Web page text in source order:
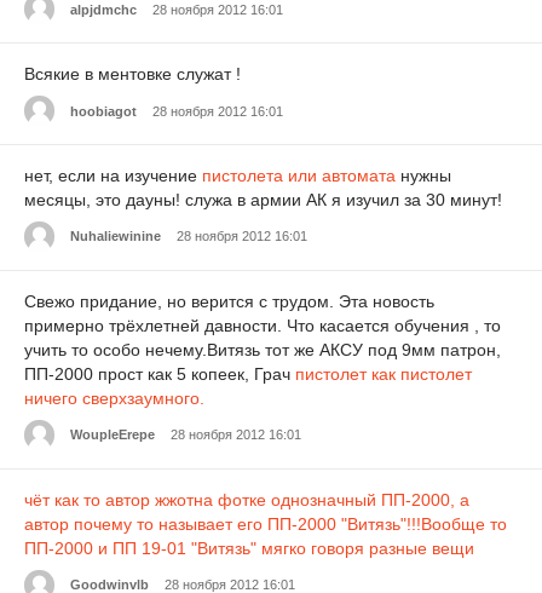
alpjdmchc 28 ноября 2012 16:01
Всякие в ментовке служат !
hoobiagot 28 ноября 2012 16:01
нет, если на изучение пистолета или автомата нужны
месяцы, это дауны! служа в армии АК я изучил за 30 минут!
Nuhaliewinine 28 ноября 2012 16:01
Свежо придание, но верится с трудом. Эта новость
примерно трёхлетней давности. Что касается обучения , то
учить то особо нечему.Витязь тот же АКСУ под 9мм патрон,
ПП-2000 прост как 5 копеек, Грач пистолет как пистолет
ничего сверхзаумного.
WoupleErepe 28 ноября 2012 16:01
чёт как то автор жжотна фотке однозначный ПП-2000, а
автор почему то называет его ПП-2000 "Витязь"!!!Вообще то
ПП-2000 и ПП 19-01 "Витязь" мягко говоря разные вещи
Goodwinvlb 28 ноября 2012 16:01